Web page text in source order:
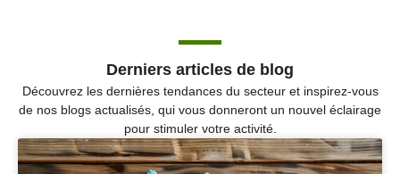
Derniers articles de blog
Découvrez les dernières tendances du secteur et inspirez-vous
de nos blogs actualisés, qui vous donneront un nouvel éclairage
pour stimuler votre activité.